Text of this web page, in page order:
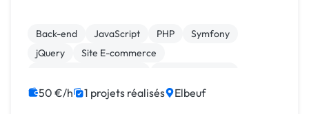
Back-end JavaScript PHP
Symfony
jQuery
Site E-commerce
Charte graphique
50 €/h 1 projets réalisés Elbeuf